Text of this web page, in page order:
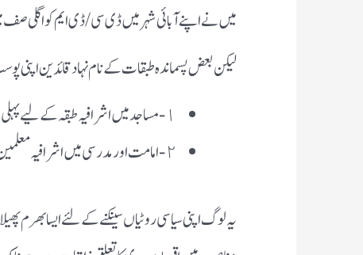
میں نے اپنے آبائی شہر میں ڈی سی / ڈی ایم کو اگلی صف
لیکن بعض پسماندہ طبقات کے نام نہاد قائدین اپنی
١- مساجد میں اشرافیہ طبقہ کے لیے پہلی صف میں جگہیں مخصوص ہوتی ہیں۔
٢- امامت اور مدرسی میں اشرافیہ معلمین کو ترجیح دی جاتی ہے !
یہ لوگ اپنی سیاسی روٹیاں سینکنے کے لئے ایسا بھرم